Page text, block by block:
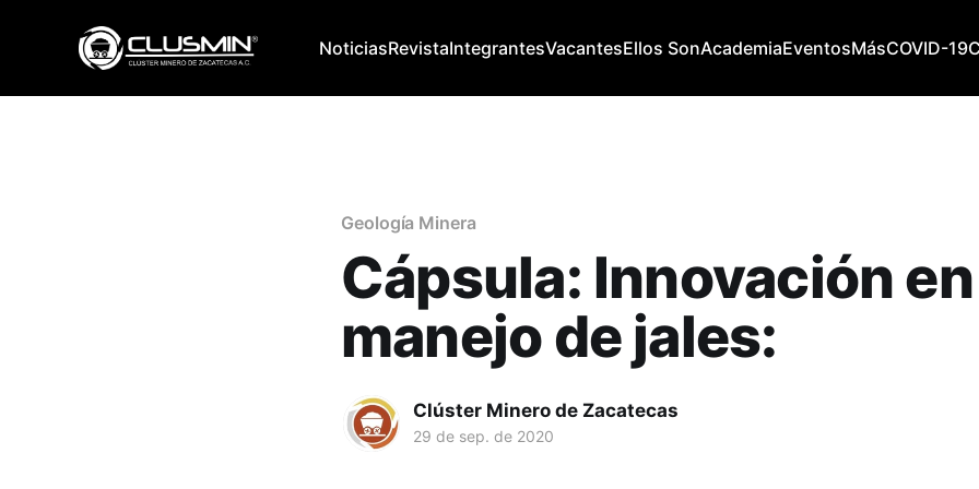
NoticiasRevistaIntegrantesVacantesEllos SonAcademiaEventosMásCOVID-19
Geología Minera
Cápsula: Innovación en
manejo de jales:
Clúster Minero de Zacatecas
29 de sep. de 2020